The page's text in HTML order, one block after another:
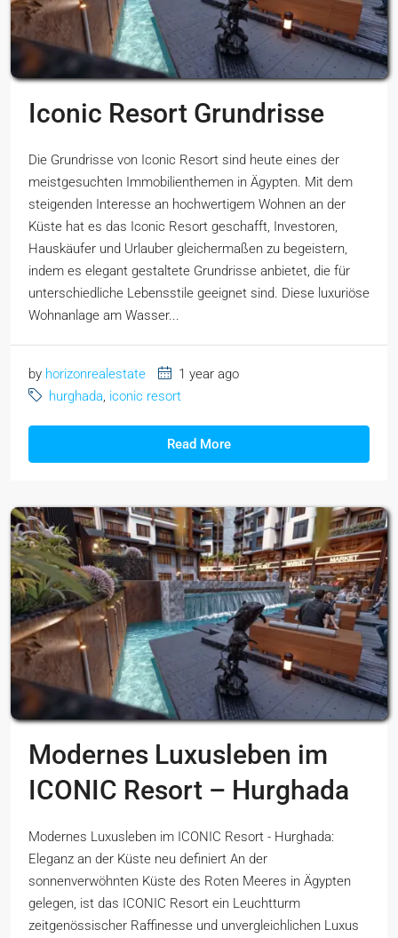
Iconic Resort Grundrisse
Die Grundrisse von Iconic Resort sind heute eines der
meistgesuchten Immobilienthemen in Ägypten. Mit dem
steigenden Interesse an hochwertigem Wohnen an der
Küste hat es das Iconic Resort geschafft, Investoren,
Hauskäufer und Urlauber gleichermaßen zu begeistern,
indem es elegant gestaltete Grundrisse anbietet, die für
unterschiedliche Lebensstile geeignet sind. Diese luxuriöse
Wohnanlage am Wasser...
by horizonrealestate
1 year ago
hurghada, iconic resort
Read More
Modernes Luxusleben im
ICONIC Resort – Hurghada
Modernes Luxusleben im ICONIC Resort - Hurghada:
Eleganz an der Küste neu definiert An der
sonnenverwöhnten Küste des Roten Meeres in Ägypten
gelegen, ist das ICONIC Resort ein Leuchtturm
zeitgenössischer Raffinesse und unvergleichlichen Luxus